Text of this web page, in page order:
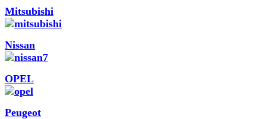
Mitsubishi
Nissan
OPEL
Peugeot